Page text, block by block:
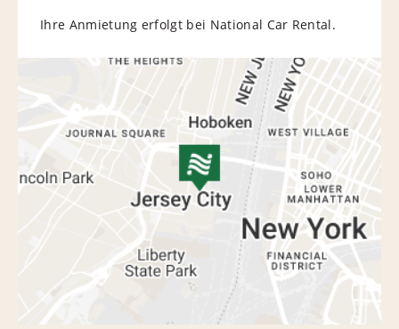
Ihre Anmietung erfolgt bei National Car Rental.